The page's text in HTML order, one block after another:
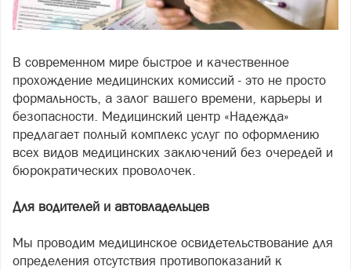
В современном мире быстрое и качественное
прохождение медицинских комиссий - это не просто
формальность, а залог вашего времени, карьеры и
безопасности. Медицинский центр «Надежда»
предлагает полный комплекс услуг по оформлению
всех видов медицинских заключений без очередей и
бюрократических проволочек.
Для водителей и автовладельцев
Мы проводим медицинское освидетельствование для
определения отсутствия противопоказаний к